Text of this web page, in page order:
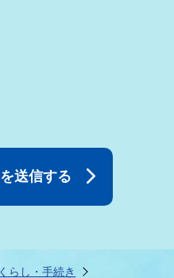
くらし・手続き